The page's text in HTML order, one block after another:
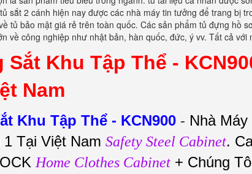
sắt 2 cánh hiện nay được các nhà máy tin tưởng để trang bị
tủ bảo mật giá rẻ trên toàn quốc. Các sản phẩm tủ đựng hồ
về công nghiệp như nhật bản, hàn quốc, đức, ý vv. Tất cả
Khu Tập Thể -
Nam
Khu Tập Thể - KCN900 - Nhà Máy
1 Tại Việt Nam Safety Steel Cabinet.
Home Clothes Cabinet + Chúng